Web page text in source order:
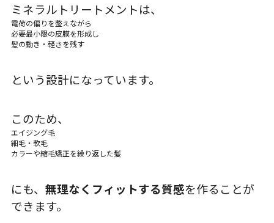
ミネラルトリートメントは、
電荷の偏りを整えながら
必要最小限の皮膜を形成し
髪の動き・軽さを残す
という設計になっています。
このため、
エイジング毛
細毛・軟毛
カラーや縮毛矯正を繰り返した髪
にも、 無理なくフィットする質感を作ることが
できます。